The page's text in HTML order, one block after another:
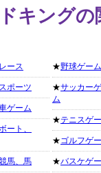
キング
レース
スポーツ
ゲーム
ート、
馬、馬
★野球ゲーム
★サッカー
ム
★テニスゲ
★ゴルフゲ
★バスケゲ